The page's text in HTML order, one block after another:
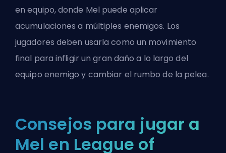
en equipo, donde Mel puede aplicar
acumulaciones a múltiples enemigos. Los
jugadores deben usarla como un movimiento
final para infligir un gran daño a lo largo del
equipo enemigo y cambiar el rumbo de la pelea.
Consejos para jugar a
Mel en League of